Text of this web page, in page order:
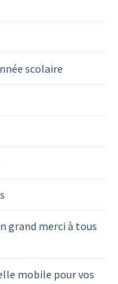
scolaire
grand merci à tous
mobile pour vos